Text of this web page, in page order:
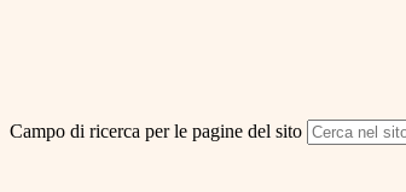
Campo di ricerca per le pagine del sito